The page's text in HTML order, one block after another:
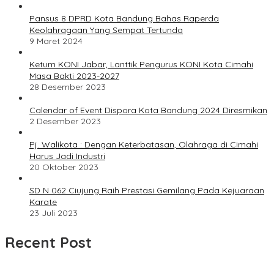
Pansus 8 DPRD Kota Bandung Bahas Raperda
Keolahragaan Yang Sempat Tertunda
9 Maret 2024
Ketum KONI Jabar, Lanttik Pengurus KONI Kota Cimahi
Masa Bakti 2023-2027
28 Desember 2023
Calendar of Event Dispora Kota Bandung 2024 Diresmikan
2 Desember 2023
Pj. Walikota : Dengan Keterbatasan, Olahraga di Cimahi
Harus Jadi Industri
20 Oktober 2023
SD N 062 Ciujung Raih Prestasi Gemilang Pada Kejuaraan
Karate
23 Juli 2023
Recent Post